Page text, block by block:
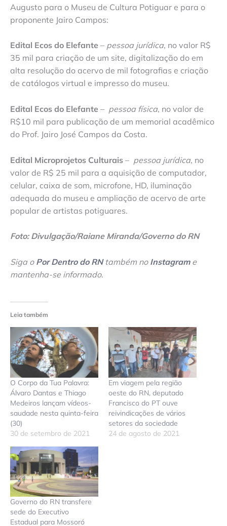
Augusto para o Museu de Cultura Potiguar e para o
proponente Jairo Campos:
Edital Ecos do Elefante – pessoa jurídica, no valor R$
35 mil para criação de um site, digitalização do em
alta resolução do acervo de mil fotografias e criação
de catálogos virtual e impresso do museu.
Edital Ecos do Elefante – pessoa física, no valor de
R$10 mil para publicação de um memorial acadêmico
do Prof. Jairo José Campos da Costa.
Edital Microprojetos Culturais – pessoa jurídica, no
valor de R$ 25 mil para a aquisição de computador,
celular, caixa de som, microfone, HD, iluminação
adequada do museu e ampliação de acervo de arte
popular de artistas potiguares.
Foto: Divulgação/Raiane Miranda/Governo do RN
Siga o Por Dentro do RNtambém no Instagrame
mantenha-se informado.
Leia também
O Corpo da Tua Palavra:
Álvaro Dantas e Thiago
Medeiros lançam vídeos-
saudade nesta quinta-feira
(30)
30 de setembro de 2021
Em viagem pela região
oeste do RN, deputado
Francisco do PT ouve
reivindicações de vários
setores da sociedade
24 de agosto de 2021
Governo do RN transfere
sede do Executivo
Estadual para Mossoró